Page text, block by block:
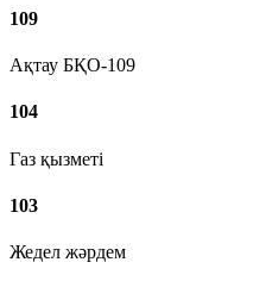
109
Ақтау БҚО-109
104
Газ қызметі
103
Жедел жәрдем